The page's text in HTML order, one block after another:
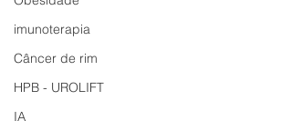
imunoterapia
Câncer de rim
HPB - UROLIFT
IA